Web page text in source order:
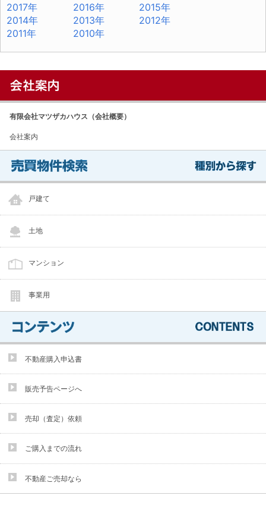
2017年
2016年
2015年
2014年
2013年
2012年
2011年
2010年
有限会社マツザカハウス（会社概要）
会社案内
戸建て
土地
マンション
事業用
不動産購入申込書
販売予告ページへ
売却（査定）依頼
ご購入までの流れ
不動産ご売却なら